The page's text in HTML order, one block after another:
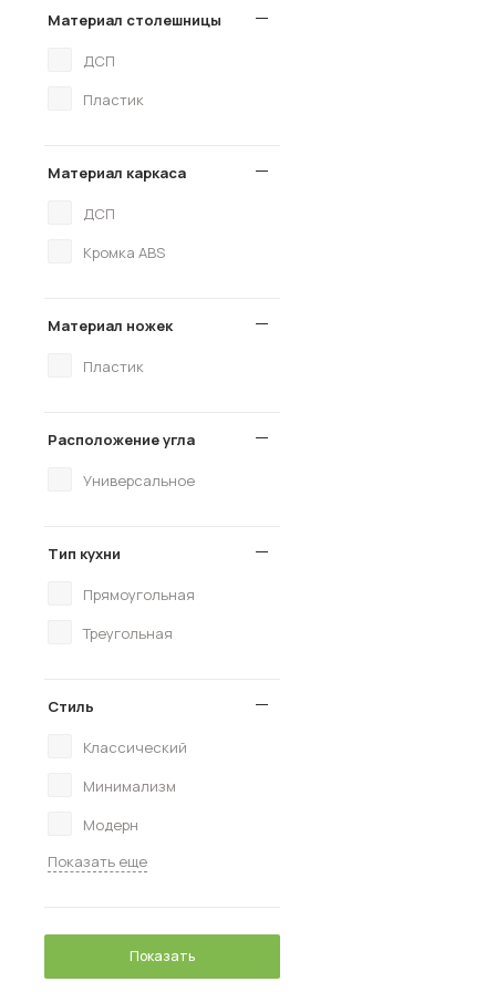
Материал столешницы
ДСП
Пластик
Материал каркаса
ДСП
Кромка ABS
Материал ножек
Пластик
Расположение угла
Универсальное
Тип кухни
Прямоугольная
Треугольная
Стиль
Классический
Минимализм
Модерн
Показать еще
Показать